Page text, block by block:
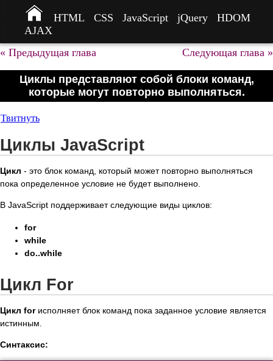
HTML CSS JavaScript jQuery
HDOM
AJAX
« Предыдущая глава
Следующая глава »
Циклы представляют собой блоки команд,
которые могут повторно выполняться.
Твитнуть
Циклы JavaScript
Цикл - это блок команд, который может повторно выполняться
пока определенное условие не будет выполнено.
В JavaScript поддерживает следующие виды циклов:
for
while
do..while
Цикл For
Цикл forисполняет блок команд пока заданное условие является
истинным.
Синтаксис: